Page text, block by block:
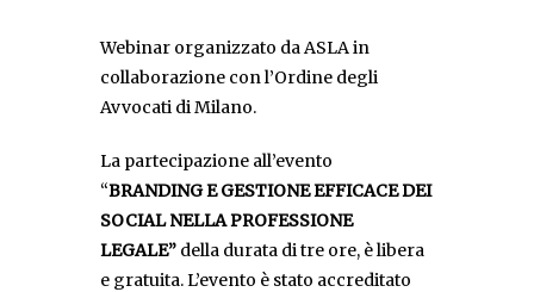
Webinar organizzato da ASLA in
collaborazione con l’Ordine degli
Avvocati di Milano.
La partecipazione all’evento
“BRANDING E GESTIONE EFFICACE DEI
SOCIAL NELLA PROFESSIONE
LEGALE” della durata di tre ore, è libera
e gratuita. L’evento è stato accreditato